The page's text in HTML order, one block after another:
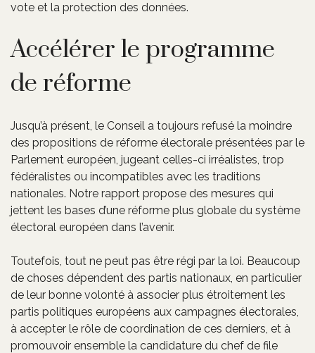
vote et la protection des données.
Accélérer le programme
de réforme
Jusqu’à présent, le Conseil a toujours refusé la moindre
des propositions de réforme électorale présentées par le
Parlement européen, jugeant celles-ci irréalistes, trop
fédéralistes ou incompatibles avec les traditions
nationales. Notre rapport propose des mesures qui
jettent les bases d’une réforme plus globale du système
électoral européen dans l’avenir.
Toutefois, tout ne peut pas être régi par la loi. Beaucoup
de choses dépendent des partis nationaux, en particulier
de leur bonne volonté à associer plus étroitement les
partis politiques européens aux campagnes électorales,
à accepter le rôle de coordination de ces derniers, et à
promouvoir ensemble la candidature du chef de file